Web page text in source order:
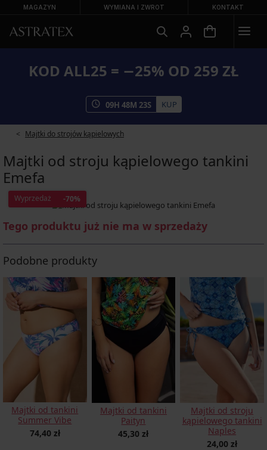
MAGAZYN WYMIANA I ZWROT KONTAKT
KOD ALL25 = −25% OD 259 ZŁ
09H 48M 22S KUP
Majtki do strojów kąpielowych
Majtki od stroju kąpielowego tankini
Emefa
Wyprzedaż -70%
Tego produktu już nie ma w sprzedaży
Podobne produkty
Majtki od tankini
Summer Vibe
74,40 zł
Majtki od tankini
Paityn
45,30 zł
Majtki od stroju
kąpielowego tankini
Naples
24,00 zł